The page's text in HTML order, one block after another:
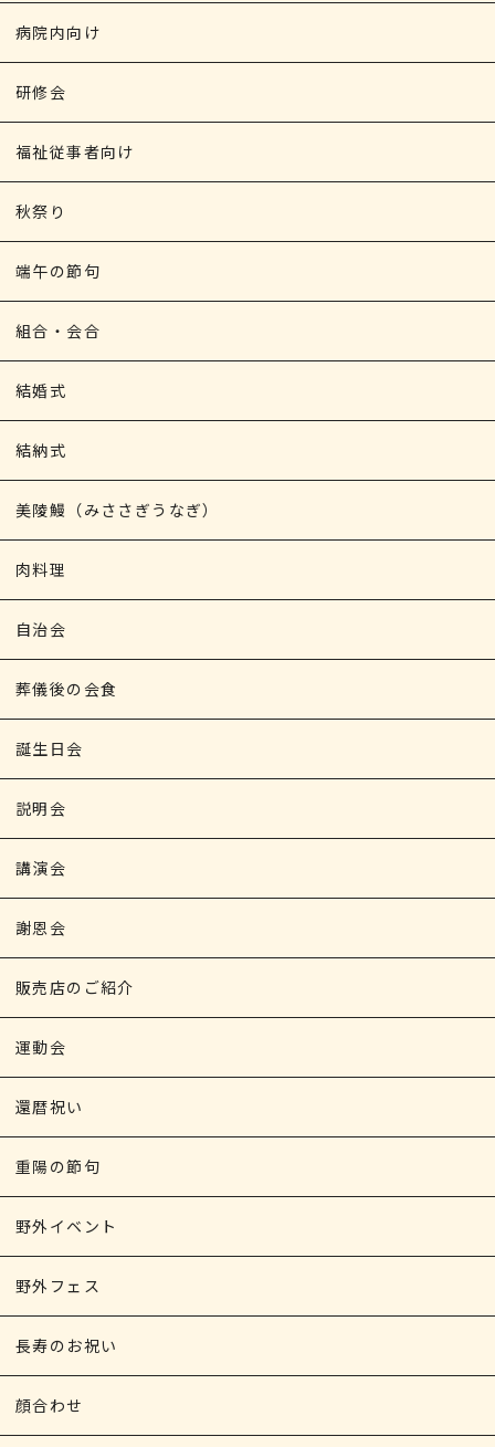
病院内向け
研修会
福祉従事者向け
秋祭り
端午の節句
組合・会合
結婚式
結納式
美陵鰻（みささぎうなぎ）
肉料理
自治会
葬儀後の会食
誕生日会
説明会
講演会
謝恩会
販売店のご紹介
運動会
還暦祝い
重陽の節句
野外イベント
野外フェス
長寿のお祝い
顔合わせ